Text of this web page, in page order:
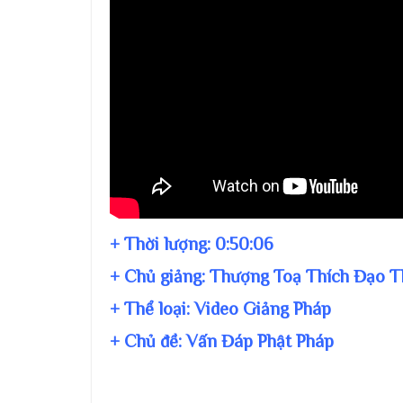
+ Thời lượng: 0:50:06
+ Chủ giảng: Thượng Toạ Thích Đạo
+ Thể loại: Video Giảng Pháp
+ Chủ đề:Vấn Đáp Phật Pháp